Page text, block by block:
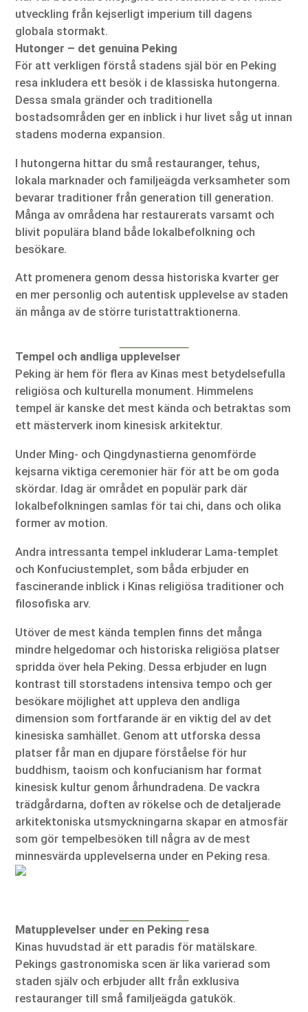
utveckling från kejserligt imperium till dagens
globala stormakt.
Hutonger – det genuina Peking
För att verkligen förstå stadens själ bör en Peking
resa inkludera ett besök i de klassiska hutongerna.
Dessa smala gränder och traditionella
bostadsområden ger en inblick i hur livet såg ut innan
stadens moderna expansion.
I hutongerna hittar du små restauranger, tehus,
lokala marknader och familjeägda verksamheter som
bevarar traditioner från generation till generation.
Många av områdena har restaurerats varsamt och
blivit populära bland både lokalbefolkning och
besökare.
Att promenera genom dessa historiska kvarter ger
en mer personlig och autentisk upplevelse av staden
än många av de större turistattraktionerna.
Tempel och andliga upplevelser
Peking är hem för flera av Kinas mest betydelsefulla
religiösa och kulturella monument. Himmelens
tempel är kanske det mest kända och betraktas som
ett mästerverk inom kinesisk arkitektur.
Under Ming- och Qingdynastierna genomförde
kejsarna viktiga ceremonier här för att be om goda
skördar. Idag är området en populär park där
lokalbefolkningen samlas för tai chi, dans och olika
former av motion.
Andra intressanta tempel inkluderar Lama-templet
och Konfuciustemplet, som båda erbjuder en
fascinerande inblick i Kinas religiösa traditioner och
filosofiska arv.
Utöver de mest kända templen finns det många
mindre helgedomar och historiska religiösa platser
spridda över hela Peking. Dessa erbjuder en lugn
kontrast till storstadens intensiva tempo och ger
besökare möjlighet att uppleva den andliga
dimension som fortfarande är en viktig del av det
kinesiska samhället. Genom att utforska dessa
platser får man en djupare förståelse för hur
buddhism, taoism och konfucianism har format
kinesisk kultur genom århundradena. De vackra
trädgårdarna, doften av rökelse och de detaljerade
arkitektoniska utsmyckningarna skapar en atmosfär
som gör tempelbesöken till några av de mest
minnesvärda upplevelserna under en Peking resa.
Matupplevelser under en Peking resa
Kinas huvudstad är ett paradis för matälskare.
Pekings gastronomiska scen är lika varierad som
staden själv och erbjuder allt från exklusiva
restauranger till små familjeägda gatukök.